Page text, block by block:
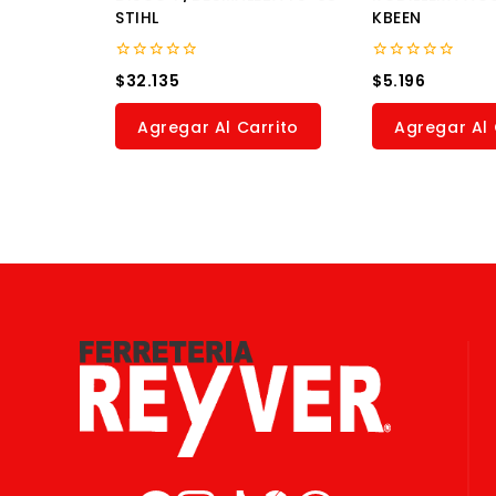
STIHL
0
out
of
$32.135
Agregar Al Carrito
KBEEN
0
out
of
$5.196
Agregar Al